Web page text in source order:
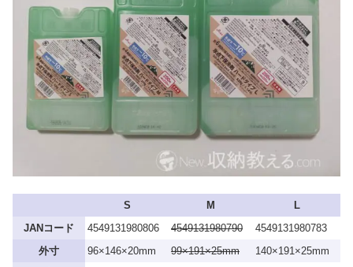
S M
L
JANコード
4549131980806 4549131980790
4549131980783
外寸
96×146×20mm 99×191×25mm
140×191×25mm